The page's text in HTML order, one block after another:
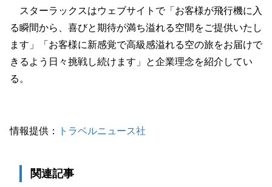
スターラックスはウェブサイトで「お客様が飛行機に入
る瞬間から、喜びと期待が満ち溢れる空間をご提供いたし
ます」「お客様に新感覚で高級感溢れる空の旅をお届けで
きるよう日々挑戦し続けます」と企業理念を紹介してい
る。
情報提供： トラベルニュース社
関連記事